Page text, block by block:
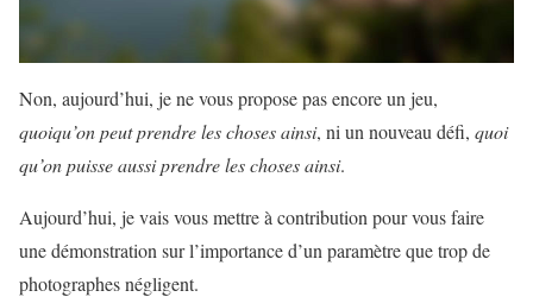
Non, aujourd’hui, je ne vous propose pas encore un jeu,
quoiqu’on peut prendre les choses ainsi, ni un nouveau défi, quoi
qu’on puisse aussi prendre les choses ainsi.
Aujourd’hui, je vais vous mettre à contribution pour vous faire
une démonstration sur l’importance d’un paramètre que trop de
photographes négligent.